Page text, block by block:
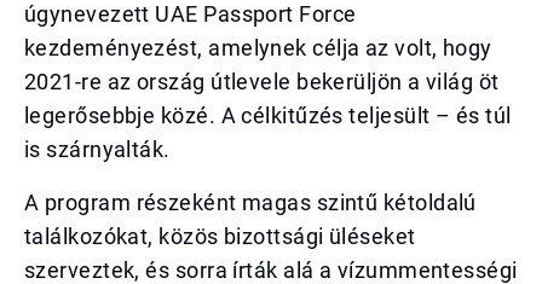
úgynevezett UAE Passport Force
kezdeményezést, amelynek célja az volt, hogy
2021-re az ország útlevele bekerüljön a világ öt
legerősebbje közé. A célkitűzés teljesült – és túl
is szárnyalták.
A program részeként magas szintű kétoldalú
találkozókat, közös bizottsági üléseket
szerveztek, és sorra írták alá a vízummentességi